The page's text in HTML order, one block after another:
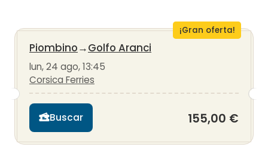
¡Gran oferta!
Piombino→Golfo Aranci
lun, 24 ago, 13:45
Corsica Ferries
Buscar 155,00 €